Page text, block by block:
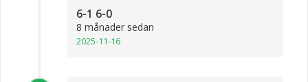
6-1 6-0
8 månader sedan
2025-11-16